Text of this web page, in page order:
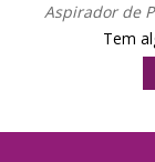
Aspirador de
Tem